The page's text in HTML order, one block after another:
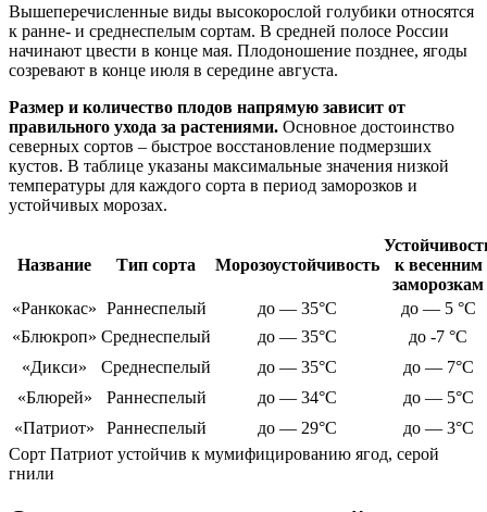
Вышеперечисленные виды высокорослой голубики относятся
к ранне- и среднеспелым сортам. В средней полосе России
начинают цвести в конце мая. Плодоношение позднее, ягоды
созревают в конце июля в середине августа.
Размер и количество плодов напрямую зависит от
правильного ухода за растениями. Основное достоинство
северных сортов – быстрое восстановление подмерзших
кустов. В таблице указаны максимальные значения низкой
температуры для каждого сорта в период заморозков и
устойчивых морозах.
Название Тип сорта Морозоустойчивость
к весенним
заморозкам
«Ранкокас» Раннеспелый до — 35°C
до — 5 °C
«Блюкроп» Среднеспелый до — 35°C
до -7 °C
«Дикси»
Среднеспелый до — 35°C
до — 7°C
«Блюрей»
Раннеспелый до — 34°C
до — 5°C
«Патриот»
Раннеспелый до — 29°C
до — 3°C
Сорт Патриот устойчив к мумифицированию ягод, серой
гнили